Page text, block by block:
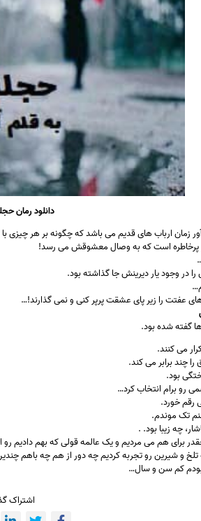
دانلود رمان
زمان ارباب های قدیم می باشد که چگونه بر هر چیزی
است که به وصال معشوقش می رسد!
وجود یار دیرینش جا گذاشته بود.
عفتت را زیر پای عشقت پرپر کنی و نمی گذارند!…
گفته شده بود.
می کنند.
چند برابر می کند.
بود.
رو برام انتخاب کرد…
رقم خورد.
تک موندم.
چه زیبا بود. .
برای هم می مردیم و یک عالمه قولی که بهم دادیم رو
و شیرین رو تجربه کردیم چه دور از هم چه باهم
کم سن و سال…
اشتراک